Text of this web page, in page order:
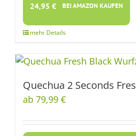
24,95 € BEI AMAZON KAUFEN
Quechua 2 Seconds
ab 79,99 €